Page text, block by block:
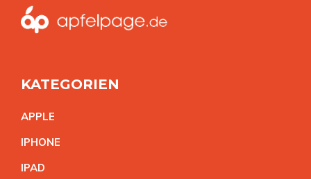
KATEGORIEN
APPLE
IPHONE
IPAD